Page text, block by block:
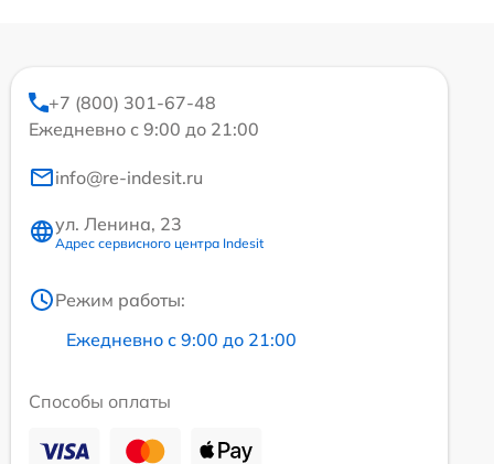
+7 (800) 301-67-48
Ежедневно с 9:00 до 21:00
info@re-indesit.ru
ул. Ленина, 23
Адрес сервисного центра Indesit
Режим работы:
Ежедневно с 9:00 до 21:00
Способы оплаты